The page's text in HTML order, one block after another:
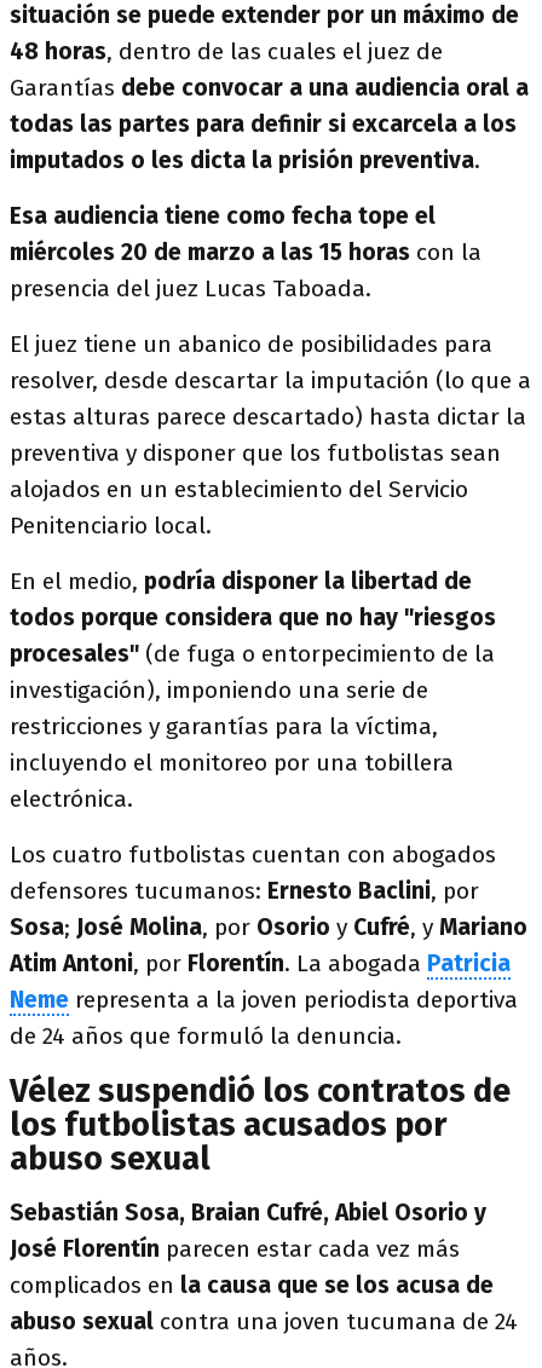
situación se puede extender por un máximo de
48 horas, dentro de las cuales el juez de
Garantías debe convocar a una audiencia oral a
todas las partes para definir si excarcela a los
imputados o les dicta la prisión preventiva.
Esa audiencia tiene como fecha tope el
miércoles 20 de marzo a las 15 horas con la
presencia del juez Lucas Taboada.
El juez tiene un abanico de posibilidades para
resolver, desde descartar la imputación (lo que a
estas alturas parece descartado) hasta dictar la
preventiva y disponer que los futbolistas sean
alojados en un establecimiento del Servicio
Penitenciario local.
En el medio, podría disponer la libertad de
todos porque considera que no hay "riesgos
procesales" (de fuga o entorpecimiento de la
investigación), imponiendo una serie de
restricciones y garantías para la víctima,
incluyendo el monitoreo por una tobillera
electrónica.
Los cuatro futbolistas cuentan con abogados
defensores tucumanos: Ernesto Baclini, por
Sosa; José Molina, por Osorio y Cufré, y Mariano
Atim Antoni, por Florentín. La abogada Patricia
Neme representa a la joven periodista deportiva
de 24 años que formuló la denuncia.
Vélez suspendió los contratos de
los futbolistas acusados por
abuso sexual
Sebastián Sosa, Braian Cufré, Abiel Osorio y
José Florentín parecen estar cada vez más
complicados en la causa que se los acusa de
abuso sexual contra una joven tucumana de 24
años.